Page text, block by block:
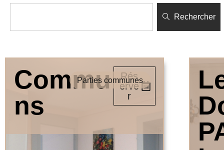
Rechercher
Commu
ns
Rés
erve
r
Parties communes